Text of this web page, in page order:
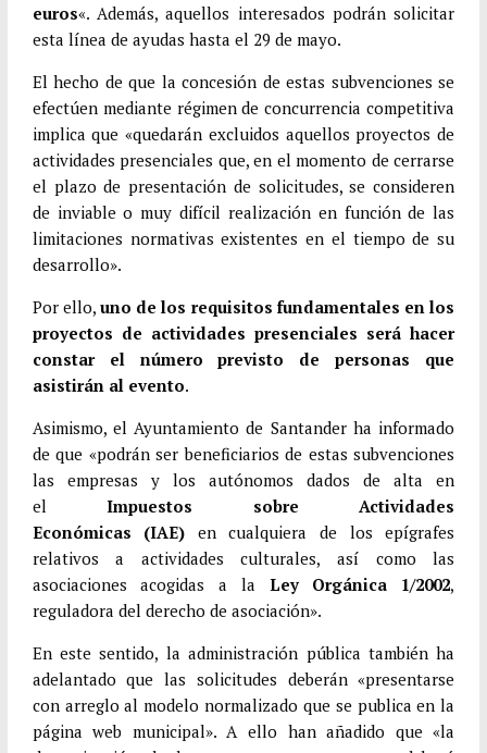
p
t
i
r
euros«. Además, aquellos interesados podrán solicitar
esta línea de ayudas hasta el 29 de mayo.
El hecho de que la concesión de estas subvenciones se
efectúen mediante régimen de concurrencia competitiva
implica que «quedarán excluidos aquellos proyectos de
actividades presenciales que, en el momento de cerrarse
el plazo de presentación de solicitudes, se consideren
de inviable o muy difícil realización en función de las
limitaciones normativas existentes en el tiempo de su
desarrollo».
Por ello,uno de los requisitos fundamentales en los
proyectos de actividades presenciales será hacer
constar el número previsto de personas que
asistirán al evento.
Asimismo, el Ayuntamiento de Santander ha informado
de que «podrán ser beneficiarios de estas subvenciones
las empresas y los autónomos dados de alta en
elImpuestos sobre Actividades
Económicas (IAE) en cualquiera de los epígrafes
relativos a actividades culturales, así como las
asociaciones acogidas a la Ley Orgánica 1/2002,
reguladora del derecho de asociación».
En este sentido, la administración pública también ha
adelantado que las solicitudes deberán «presentarse
con arreglo al modelo normalizado que se publica en la
página web municipal». A ello han añadido que «la